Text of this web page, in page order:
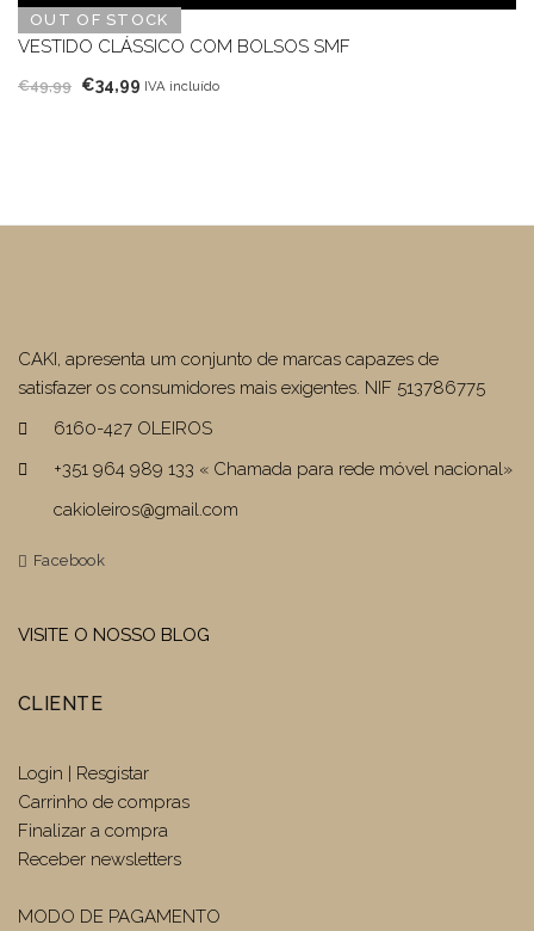
era:
€44,90.
é:
€26,94.
OUT OF STOCK
VESTIDO CLÁSSICO COM BOLSOS SMF
€49,99 O
€34,99 O
IVA incluído
CAKI, apresenta um conjunto de marcas capazes de
satisfazer os consumidores mais exigentes. NIF 513786775
6160-427 OLEIROS
+351 964 989 133 « Chamada para rede móvel nacional»
cakioleiros@gmail.com
Facebook
VISITE O NOSSO BLOG
CLIENTE
Login | Resgistar
Carrinho de compras
Finalizar a compra
Receber newsletters
MODO DE PAGAMENTO